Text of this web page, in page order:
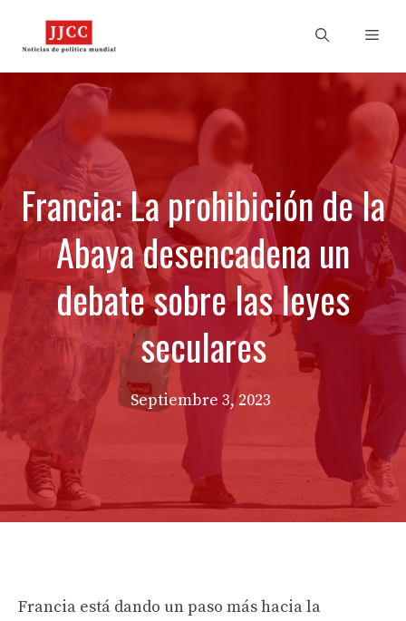
Francia: La prohibición de la
Abaya desencadena un
debate sobre las leyes
seculares
Septiembre 3, 2023
Francia está dando un paso más hacia la